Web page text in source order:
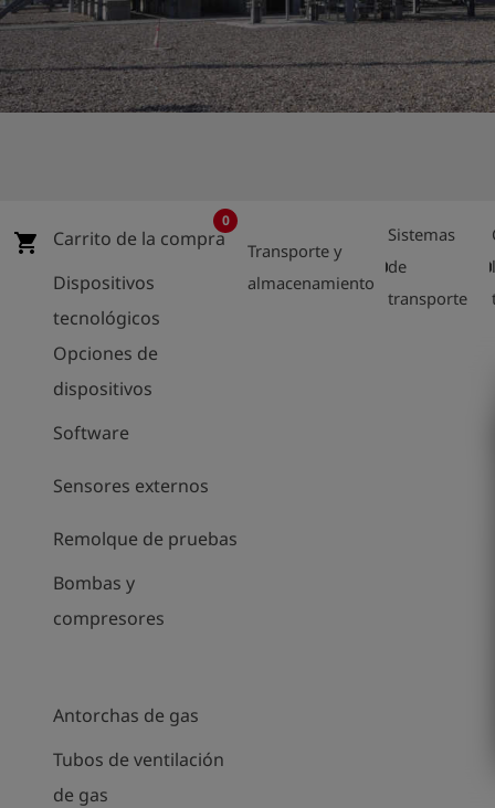
shield Registro
shopping_cart Carrito de la compra
0
Dispositivos
tecnológicos
Opciones de
dispositivos
Software
Sensores externos
Remolque de pruebas
Bombas y
compresores
Antorchas de gas
Tubos de ventilación
de gas
Transporte y
almacenamiento
arrow_right
Sistemas
de
transporte